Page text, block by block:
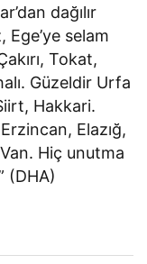
dağılır
selam
Tokat,
Güzeldir Urfa
Hakkari.
Elazığ,
Hiç unutma
(DHA)